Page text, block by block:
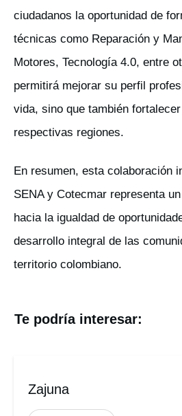
ciudadanos la oportunidad de
técnicas como Reparación y
Motores, Tecnología 4.0, entre
permitirá mejorar su perfil
vida, sino que también
respectivas regiones.
En resumen, esta colaboración
SENA y Cotecmar representa
hacia la igualdad de
desarrollo integral de las
territorio colombiano.
Te podría interesar:
Zajuna